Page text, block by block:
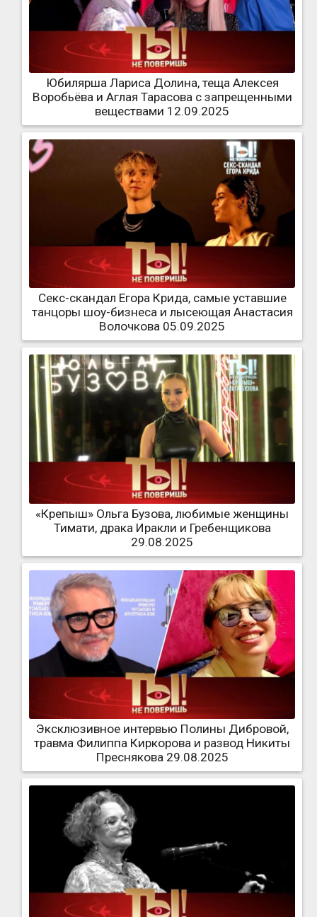
Юбилярша Лариса Долина, теща Алексея
Воробьёва и Аглая Тарасова с запрещенными
веществами 12.09.2025
Секс-скандал Егора Крида, самые уставшие
танцоры шоу-бизнеса и лысеющая Анастасия
Волочкова 05.09.2025
«Крепыш» Ольга Бузова, любимые женщины
Тимати, драка Иракли и Гребенщикова
29.08.2025
Эксклюзивное интервью Полины Дибровой,
травма Филиппа Киркорова и развод Никиты
Преснякова 29.08.2025